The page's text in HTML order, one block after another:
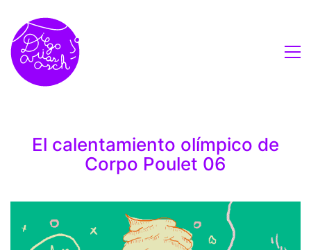
El calentamiento olímpico de
Corpo Poulet 06